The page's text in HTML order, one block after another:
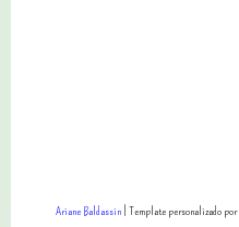
Ariane Baldassin| Template personalizado por